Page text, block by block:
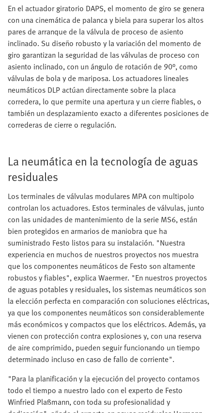
En el actuador giratorio DAPS, el momento de giro se genera
con una cinemática de palanca y biela para superar los altos
pares de arranque de la válvula de proceso de asiento
inclinado. Su diseño robusto y la variación del momento de
giro garantizan la seguridad de las válvulas de proceso con
asiento inclinado, con un ángulo de rotación de 90°, como
válvulas de bola y de mariposa. Los actuadores lineales
neumáticos DLP actúan directamente sobre la placa
corredera, lo que permite una apertura y un cierre fiables, o
también un desplazamiento exacto a diferentes posiciones de
correderas de cierre o regulación.
La neumática en la tecnología de aguas
residuales
Los terminales de válvulas modulares MPA con multipolo
controlan los actuadores. Estos terminales de válvulas, junto
con las unidades de mantenimiento de la serie MS6, están
bien protegidos en armarios de maniobra que ha
suministrado Festo listos para su instalación. "Nuestra
experiencia en muchos de nuestros proyectos nos muestra
que los componentes neumáticos de Festo son altamente
robustos y fiables", explica Waermer. "En nuestros proyectos
de aguas potables y residuales, los sistemas neumáticos son
la elección perfecta en comparación con soluciones eléctricas,
ya que los componentes neumáticos son considerablemente
más económicos y compactos que los eléctricos. Además, ya
vienen con protección contra explosiones y, con una reserva
de aire comprimido, pueden seguir funcionando un tiempo
determinado incluso en caso de fallo de corriente".
"Para la planificación y la ejecución del proyecto contamos
todo el tiempo a nuestro lado con el experto de Festo
Winfried Plaßmann, con toda su profesionalidad y